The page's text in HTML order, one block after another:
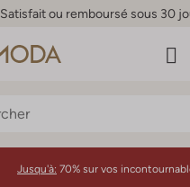
Satisfait ou remboursé sous 30
Jusqu'à: 70% sur vos